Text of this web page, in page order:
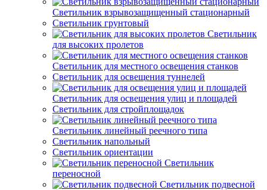
Светильник взрывозащищенный стационарный
Светильник грунтовый
Светильник
для высоких пролетов
Светильник для местного освещения станков
Светильник для освещения туннелей
Светильник для освещения улиц и площадей
Светильник для стройплощадок
Светильник линейный реечного типа
Светильник напольный
Светильник ориентации
Светильник
переносной
Светильник подвесной